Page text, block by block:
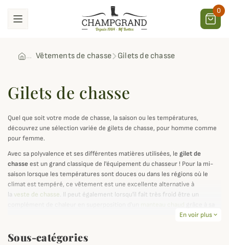
0
Vêtements de chasse Gilets de chasse
Gilets de chasse
Quel que soit votre mode de chasse, la saison ou les températures,
découvrez une sélection variée de gilets de chasse, pour homme comme
pour femme.
Avec sa polyvalence et ses différentes matières utilisées, le gilet de
chasseest un grand classique de l'équipement du chasseur ! Pour la mi-
saison lorsque les températures sont douces ou dans les régions où le
climat est tempéré, ce vêtement est une excellente alternative à
la veste de chasse. Il peut également lorsqu'il fait très froid être un
conception sans manches qui le rend particulièrement compact et
Quel gilet de chasse choisir ? Sélectionnez le selon l'environnement dans
En voir plus expand_more
Sous-catégories